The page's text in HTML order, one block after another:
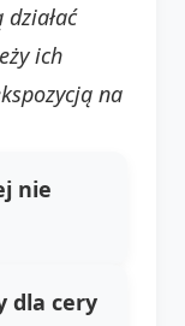
ich
na
nie
dla cery